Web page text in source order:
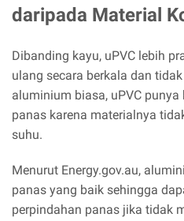
daripada Material
Dibanding kayu, uPVC lebih
ulang secara berkala dan
aluminium biasa, uPVC
panas karena materialnya
suhu.
Menurut Energy.gov.au,
panas yang baik sehingga
perpindahan panas jika tidak